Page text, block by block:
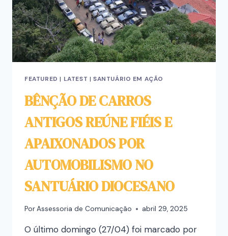
FEATURED | LATEST | SANTUÁRIO EM AÇÃO
BÊNÇÃO DE CARROS
ANTIGOS REÚNE FIÉIS E
APAIXONADOS POR
AUTOMOBILISMO NO
SANTUÁRIO DIOCESANO
PorAssessoria de Comunicação abril 29, 2025
O último domingo (27/04) foi marcado por